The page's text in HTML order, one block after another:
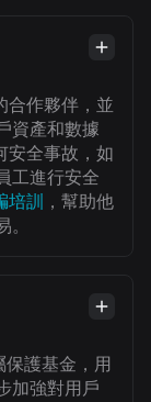
合作夥伴，並
資產和數據
安全事故，如
工進行安全
培訓
，幫助他
。
護基金，用
加強對用戶